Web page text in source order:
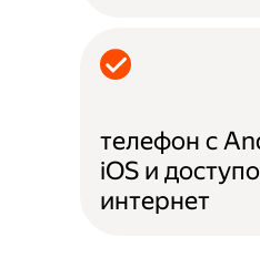
телефон с
iOS и
интернет